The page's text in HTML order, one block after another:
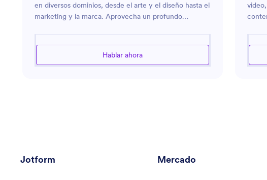
en diversos dominios, desde el arte y el diseño hasta el
marketing y la marca. Aprovecha un profundo
usuarios hacia logros visualmente atractivos y
conceptualmente sólidos. Ya sea que busque innovar
Hablar ahora
que
Jotform Mercado